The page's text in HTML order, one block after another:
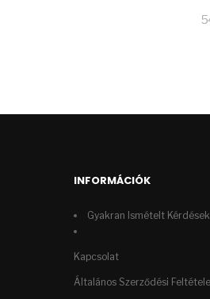
INFORMÁCIÓK
Gyakran Ismételt Kérdések
Kapcsolat
Általános Szerződési